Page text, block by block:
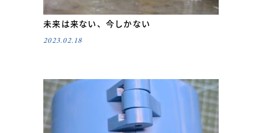
未来は来ない、今しかない
2023.02.18